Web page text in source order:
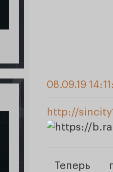
08.09.19
http://
Теперь